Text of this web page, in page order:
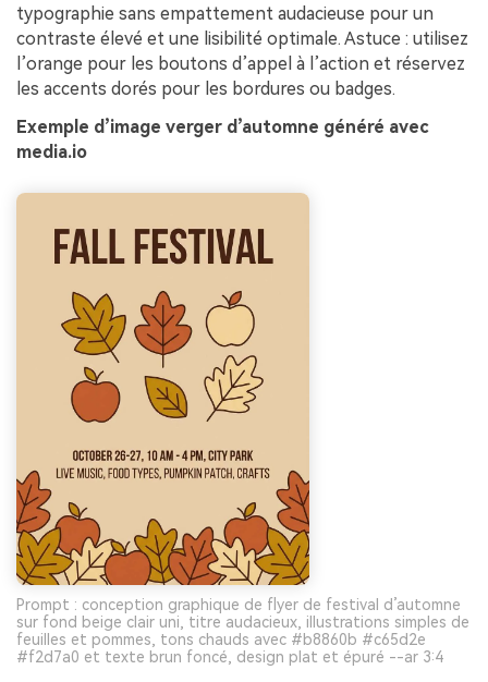
typographie sans empattement audacieuse pour un
contraste élevé et une lisibilité optimale. Astuce : utilisez
l’orange pour les boutons d’appel à l’action et réservez
les accents dorés pour les bordures ou badges.
Exemple d’image verger d’automne généré avec
media.io
Prompt : conception graphique de flyer de festival d’automne
sur fond beige clair uni, titre audacieux, illustrations simples de
feuilles et pommes, tons chauds avec #b8860b #c65d2e
#f2d7a0 et texte brun foncé, design plat et épuré --ar 3:4